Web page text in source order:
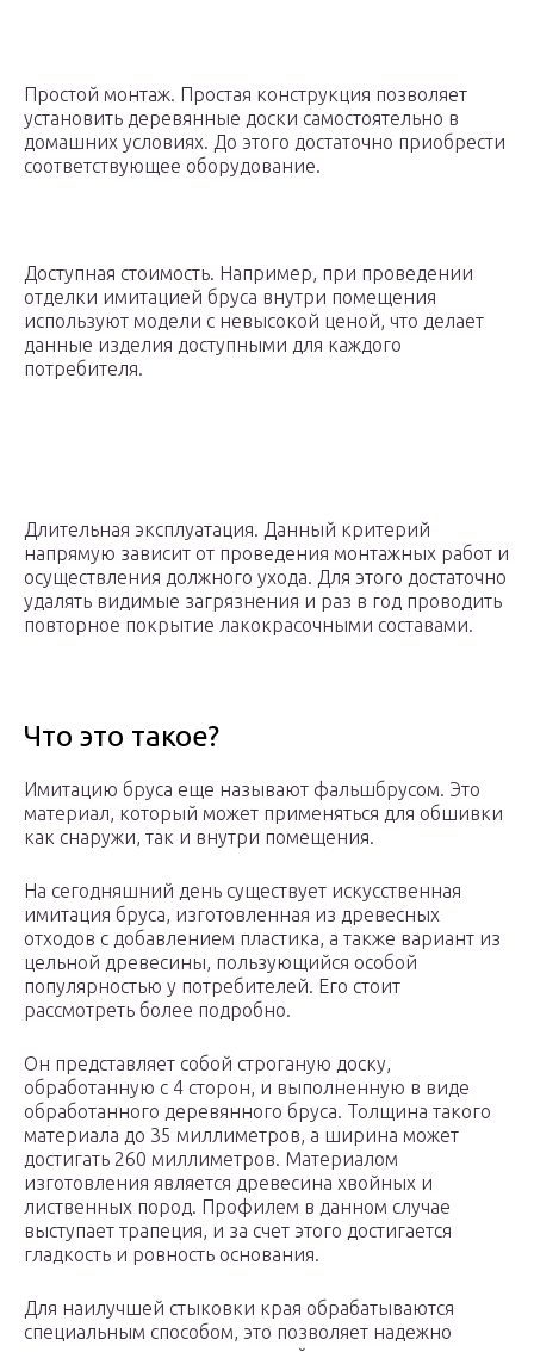
Простой монтаж. Простая конструкция позволяет
установить деревянные доски самостоятельно в
домашних условиях. До этого достаточно приобрести
соответствующее оборудование.
Доступная стоимость. Например, при проведении
отделки имитацией бруса внутри помещения
используют модели с невысокой ценой, что делает
данные изделия доступными для каждого
потребителя.
Длительная эксплуатация. Данный критерий
напрямую зависит от проведения монтажных работ и
осуществления должного ухода. Для этого достаточно
удалять видимые загрязнения и раз в год проводить
повторное покрытие лакокрасочными составами.
Что это такое?
Имитацию бруса еще называют фальшбрусом. Это
материал, который может применяться для обшивки
как снаружи, так и внутри помещения.
На сегодняшний день существует искусственная
имитация бруса, изготовленная из древесных
отходов с добавлением пластика, а также вариант из
цельной древесины, пользующийся особой
популярностью у потребителей. Его стоит
рассмотреть более подробно.
Он представляет собой строганую доску,
обработанную с 4 сторон, и выполненную в виде
обработанного деревянного бруса. Толщина такого
материала до 35 миллиметров, а ширина может
достигать 260 миллиметров. Материалом
изготовления является древесина хвойных и
лиственных пород. Профилем в данном случае
выступает трапеция, и за счет этого достигается
гладкость и ровность основания.
Для наилучшей стыковки края обрабатываются
специальным способом, это позволяет надежно